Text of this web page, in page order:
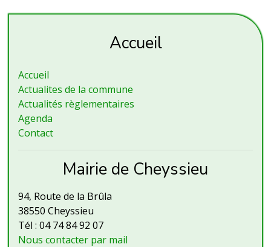
Accueil
Accueil
Actualites de la commune
Actualités règlementaires
Agenda
Contact
Mairie de Cheyssieu
94, Route de la Brûla
38550 Cheyssieu
Tél : 04 74 84 92 07
Nous contacter par mail